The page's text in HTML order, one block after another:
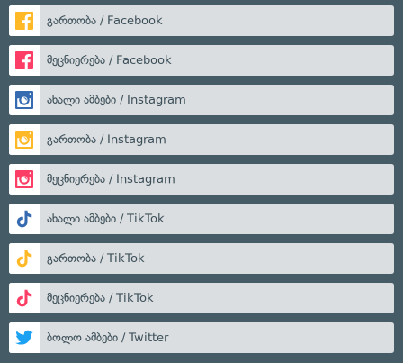
გართობა / Facebook
მეცნიერება / Facebook
ახალი ამბები / Instagram
გართობა / Instagram
მეცნიერება / Instagram
ახალი ამბები / TikTok
გართობა / TikTok
მეცნიერება / TikTok
ბოლო ამბები / Twitter